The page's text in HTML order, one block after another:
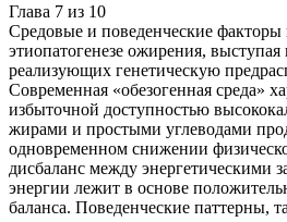
Глава 7 из 10
Средовые и поведенческие
этиопатогенезе ожирения, выступая
реализующих генетическую
Современная «обезогенная среда»
избыточной доступностью
жирами и простыми углеводами
одновременном снижении
дисбаланс между энергетическими
энергии лежит в основе
баланса. Поведенческие паттерны,